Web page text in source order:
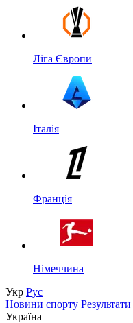
Ліга Європи
Італія
Франція
Німеччина
Укр Рус
Новини спорту Результати
Україна